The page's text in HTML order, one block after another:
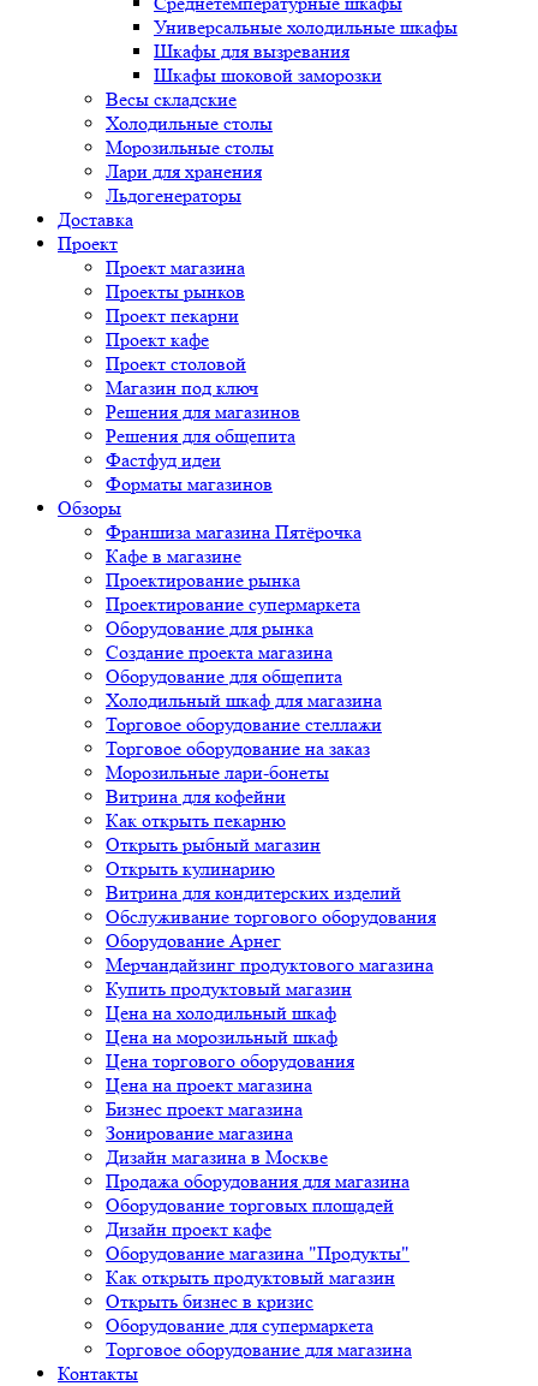
Универсальные холодильные шкафы
Шкафы для вызревания
Шкафы шоковой заморозки
Весы складские
Холодильные столы
Морозильные столы
Лари для хранения
Льдогенераторы
Доставка
Проект
Проект магазина
Проекты рынков
Проект пекарни
Проект кафе
Проект столовой
Магазин под ключ
Решения для магазинов
Решения для общепита
Фастфуд идеи
Форматы магазинов
Обзоры
Франшиза магазина Пятёрочка
Кафе в магазине
Проектирование рынка
Проектирование супермаркета
Оборудование для рынка
Создание проекта магазина
Оборудование для общепита
Холодильный шкаф для магазина
Торговое оборудование стеллажи
Торговое оборудование на заказ
Морозильные лари-бонеты
Витрина для кофейни
Как открыть пекарню
Открыть рыбный магазин
Открыть кулинарию
Витрина для кондитерских изделий
Обслуживание торгового оборудования
Оборудование Арнег
Мерчандайзинг продуктового магазина
Купить продуктовый магазин
Цена на холодильный шкаф
Цена на морозильный шкаф
Цена торгового оборудования
Цена на проект магазина
Бизнес проект магазина
Зонирование магазина
Дизайн магазина в Москве
Продажа оборудования для магазина
Оборудование торговых площадей
Дизайн проект кафе
Оборудование магазина "Продукты"
Как открыть продуктовый магазин
Открыть бизнес в кризис
Оборудование для супермаркета
Торговое оборудование для магазина
Контакты